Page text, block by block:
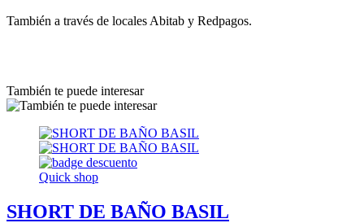
También a través de locales Abitab y Redpagos.
También te puede interesar
Quick shop
SHORT DE BAÑO BASIL